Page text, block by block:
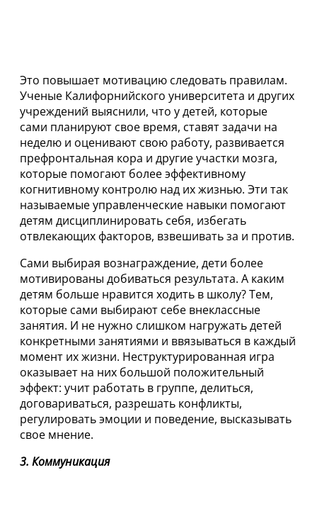
Это повышает мотивацию следовать правилам.
Ученые Калифорнийского университета и других
учреждений выяснили, что у детей, которые
сами планируют свое время, ставят задачи на
неделю и оценивают свою работу, развивается
префронтальная кора и другие участки мозга,
которые помогают более эффективному
когнитивному контролю над их жизнью. Эти так
называемые управленческие навыки помогают
детям дисциплинировать себя, избегать
отвлекающих факторов, взвешивать за и против.
Сами выбирая вознаграждение, дети более
мотивированы добиваться результата. А каким
детям больше нравится ходить в школу? Тем,
которые сами выбирают себе внеклассные
занятия. И не нужно слишком нагружать детей
конкретными занятиями и ввязываться в каждый
момент их жизни. Неструктурированная игра
оказывает на них большой положительный
эффект: учит работать в группе, делиться,
договариваться, разрешать конфликты,
регулировать эмоции и поведение, высказывать
свое мнение.
3. Коммуникация